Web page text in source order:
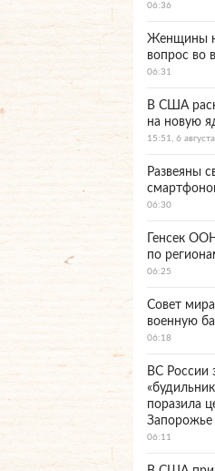
06:36
Женщины
вопрос во
06:31
В США
на новую
15:51, 6
Развеяны
06:30
Генсек
по
06:25
Совет
военную
06:18
ВС России
поразила
Запорожье
06:11